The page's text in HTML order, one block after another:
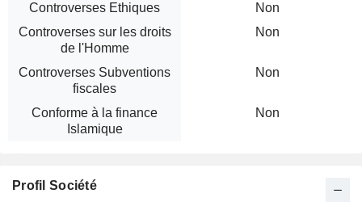
Controverses Ethiques
Non
Controverses sur les droits
de l'Homme
Non
Controverses Subventions
fiscales
Non
Conforme à la finance
Islamique
Non
Profil Société